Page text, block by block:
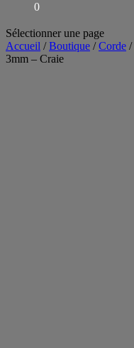
0
Sélectionner une page
Accueil /Boutique /Corde /
3mm – Craie